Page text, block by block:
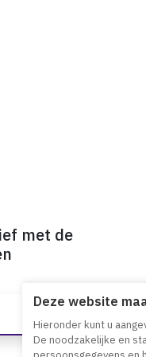
met de
Deze website
Hieronder kunt u
De noodzakelijke en